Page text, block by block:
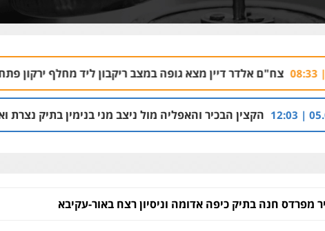
דיין מצא גופה במצב ריקבון ליד מחלף ירקון פתח-תקווה 05.08 | 22:15
הבכיר והאפליה מול ניצב מני בנימין בתיק נצרת וארגון בכרי | 08:53
מפרדס חנה בתיק כיפה אדומה וניסיון רצח באור-עקיבא